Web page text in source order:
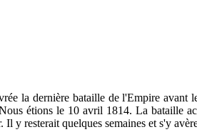
la dernière bataille de l'Empire avant
étions le 10 avril 1814. La bataille
y resterait quelques semaines et s'y